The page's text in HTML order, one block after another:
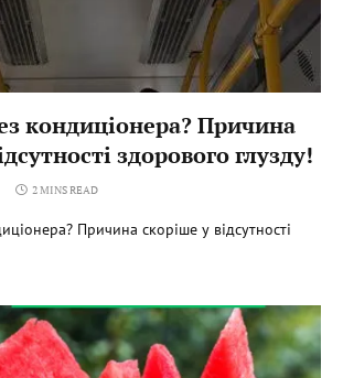
кондиціонера? Причина
здорового глузду!
2 MINS READ
Причина скоріше у відсутності